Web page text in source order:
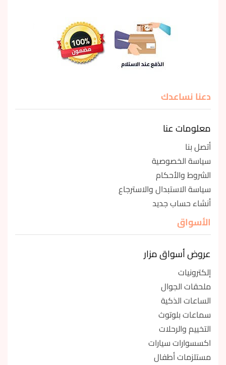
دعنا نساعدك
معلومات عنا
أتصل بنا
سياسة الخصوصية
الشروط والأحكام
سياسة الاستبدال والاسترجاع
أنشاء حساب جديد
الأسواق
عروض أسواق مزار
إلكترونيات
ملحقات الجوال
الساعات الذكية
سماعات بلوتوث
التخييم والرحلات
اكسسوارات سيارات
مستلزمات أطفال